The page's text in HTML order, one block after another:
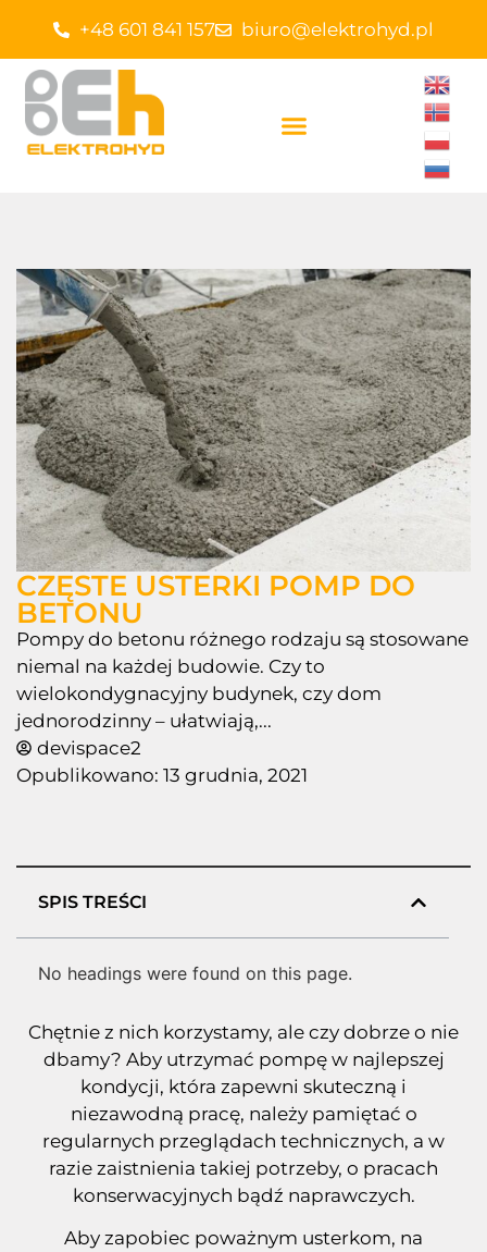
+48 601 841 157 biuro@elektrohyd.pl
CZĘSTE USTERKI POMP DO
BETONU
Pompy do betonu różnego rodzaju są stosowane
niemal na każdej budowie. Czy to
wielokondygnacyjny budynek, czy dom
jednorodzinny – ułatwiają,...
devispace2
Opublikowano: 13 grudnia, 2021
Chętnie z nich korzystamy, ale czy dobrze o nie
dbamy? Aby utrzymać pompę w najlepszej
kondycji, która zapewni skuteczną i
niezawodną pracę, należy pamiętać o
regularnych przeglądach technicznych, a w
razie zaistnienia takiej potrzeby, o pracach
konserwacyjnych bądź naprawczych.
Aby zapobiec poważnym usterkom, na
SPIS TREŚCI
No headings were found on this page.